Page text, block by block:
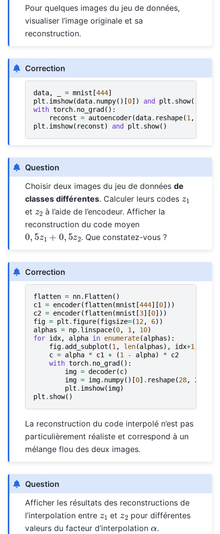
Pour quelques images du jeu de données,
visualiser l’image originale et sa
reconstruction.
Correction
data, = mnist [444]
plt . imshow(data. numpy()[0]) and plt . show()
with torch. no_grad ():
reconst = autoencoder(data. reshape(1,
plt . imshow( reconst) and plt . show()
Question
Choisir deux images du jeu de donnéesde
classes différentes. Calculer leurs codesz1
etz2à l’aide de l’encodeur. Afficher la
reconstruction du code moyen
0 5z1 + 0, 5z2. Que constatez-vous ?
Correction
flatten = nn. Flatten()
c1 = encoder(flatten(mnist [444][0]))
c2 = encoder(flatten(mnist [3][0]))
fig = plt . figure(figsize=(12, 6))
alphas = np. linspace(0, 1, 10)
for idx, alpha in enumerate(alphas):
fig. add_subplot (1, len(alphas), idx+1)
c = alpha * c1 + (1 - alpha) * c2
with torch. no_grad ():
img = decoder(c)
img = img. numpy()[0] . reshape(28, 28
plt . imshow(img)
plt . show()
La reconstruction du code interpolé n’est pas
particulièrement réaliste et correspond à un
mélange flou des deux images.
Question
Afficher les résultats des reconstructions de
l’interpolation entrez1 etz2pour différentes
valeurs du facteur d’interpolationα.